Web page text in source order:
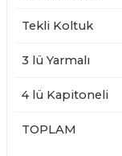
Tekli Koltuk
3 lü Yarmalı
4 lü Kapitoneli
TOPLAM